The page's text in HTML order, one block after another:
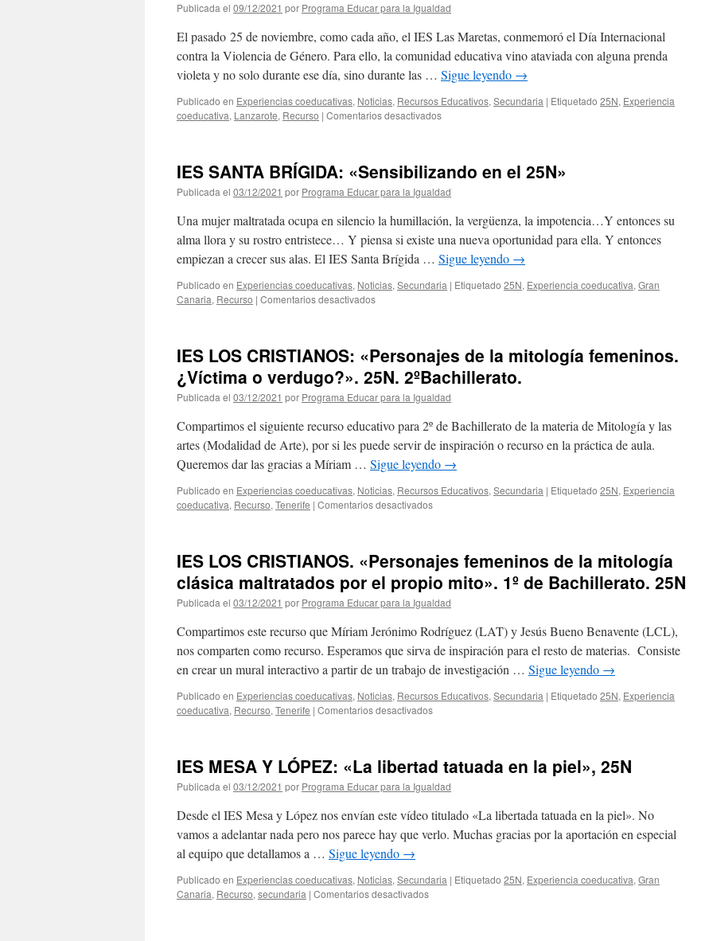
Publicada el 09/12/2021 por Programa Educar para la Igualdad
El pasado 25 de noviembre, como cada año, el IES Las Maretas, conmemoró el Día Internacional
contra la Violencia de Género. Para ello, la comunidad educativa vino ataviada con alguna prenda
violeta y no solo durante ese día, sino durante las … Sigue leyendo →
Publicado en Experiencias coeducativas, Noticias, Recursos Educativos, Secundaria | Etiquetado 25N, Experiencia
coeducativa, Lanzarote, Recurso | Comentarios desactivadosen
actividades
25N
IES SANTA BRÍGIDA: «Sensibilizando en el 25N»
Publicada el 03/12/2021 por Programa Educar para la Igualdad
Una mujer maltratada ocupa en silencio la humillación, la vergüenza, la impotencia…Y entonces su
alma llora y su rostro entristece… Y piensa si existe una nueva oportunidad para ella. Y entonces
empiezan a crecer sus alas. El IES Santa Brígida … Sigue leyendo →
Publicado en Experiencias coeducativas, Noticias, Secundaria | Etiquetado 25N, Experiencia coeducativa, Gran
Canaria, Recurso | Comentarios desactivadosen
«Sensibilizando
en
el
25N»
IES LOS CRISTIANOS: «Personajes de la mitología femeninos.
¿Víctima o verdugo?». 25N. 2ºBachillerato.
Publicada el 03/12/2021 por Programa Educar para la Igualdad
Compartimos el siguiente recurso educativo para 2º de Bachillerato de la materia de Mitología y las
artes (Modalidad de Arte), por si les puede servir de inspiración o recurso en la práctica de aula.
Queremos dar las gracias a Míriam … Sigue leyendo →
Publicado en Experiencias coeducativas, Noticias, Recursos Educativos, Secundaria | Etiquetado 25N, Experiencia
coeducativa, Recurso, Tenerife | Comentarios desactivadosen
«Personajes
de
la
mitología
¿Víctima
o
verdugo?».
25N.
2ºBachillerato.
IES LOS CRISTIANOS. «Personajes femeninos de la mitología
clásica maltratados por el propio mito». 1º de Bachillerato. 25N
Publicada el 03/12/2021 por Programa Educar para la Igualdad
Compartimos este recurso que Míriam Jerónimo Rodríguez (LAT) y Jesús Bueno Benavente (LCL),
nos comparten como recurso. Esperamos que sirva de inspiración para el resto de materias. Consiste
en crear un mural interactivo a partir de un trabajo de investigación … Sigue leyendo →
Publicado en Experiencias coeducativas, Noticias, Recursos Educativos, Secundaria | Etiquetado 25N, Experiencia
coeducativa, Recurso, Tenerife | Comentarios desactivadosen
«Personajes
femeninos
de
la
mitología
clásica
el
IES MESA Y LÓPEZ: «La libertad tatuada en la piel», 25N
Publicada el 03/12/2021 por Programa Educar para la Igualdad
Desde el IES Mesa y López nos envían este vídeo titulado «La libertada tatuada en la piel». No
vamos a adelantar nada pero nos parece hay que verlo. Muchas gracias por la aportación en especial
al equipo que detallamos a … Sigue leyendo →
Publicado en Experiencias coeducativas, Noticias, Secundaria | Etiquetado 25N, Experiencia coeducativa, Gran
Canaria, Recurso, secundaria | Comentarios desactivadosen